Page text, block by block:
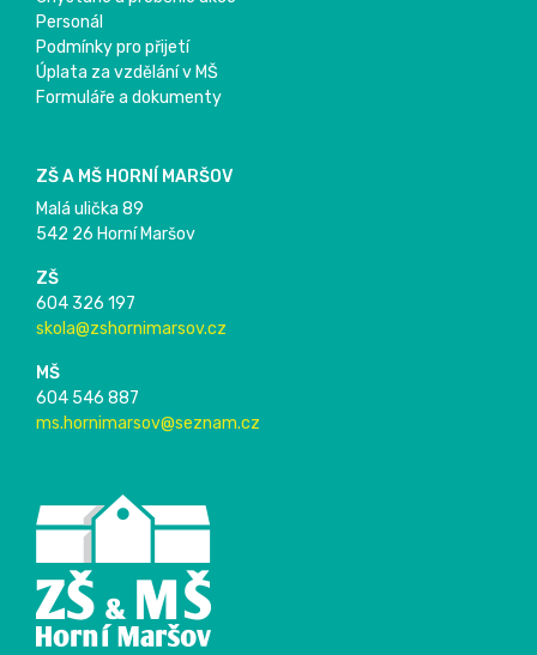
Personál
Podmínky pro přijetí
Úplata za vzdělání v MŠ
Formuláře a dokumenty
ZŠ A MŠ HORNÍ MARŠOV
Malá ulička 89
542 26 Horní Maršov
ZŠ
604 326 197
skola@zshornimarsov.cz
MŠ
604 546 887
ms.hornimarsov@seznam.cz